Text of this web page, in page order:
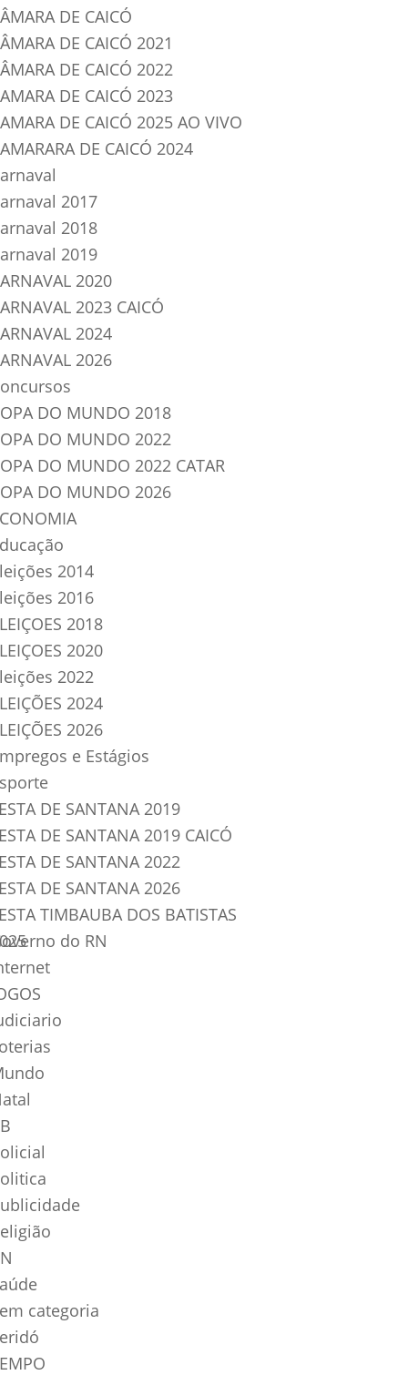
DE CAICÓ
DE CAICÓ 2021
DE CAICÓ 2022
DE CAICÓ 2023
DE CAICÓ 2025 AO VIVO
DE CAICÓ 2024
2017
2018
2019
2020
2023 CAICÓ
2024
2026
DO MUNDO 2018
DO MUNDO 2022
DO MUNDO 2022 CATAR
DO MUNDO 2026
2014
2016
2018
2020
2022
2024
2026
e Estágios
DE SANTANA 2019
DE SANTANA 2019 CAICÓ
DE SANTANA 2022
DE SANTANA 2026
TIMBAUBA DOS BATISTAS
do RN
categoria